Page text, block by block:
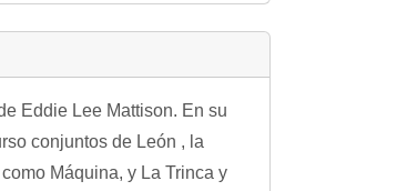
Eddie Lee Mattison. En su
conjuntos de León , la
Máquina, y La Trinca y